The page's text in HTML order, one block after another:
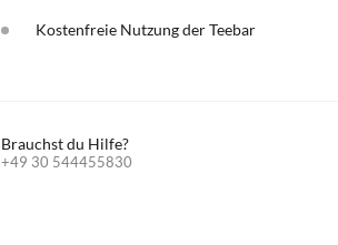
Kostenfreie Nutzung der Teebar
Brauchst du Hilfe?
+49 30 544455830